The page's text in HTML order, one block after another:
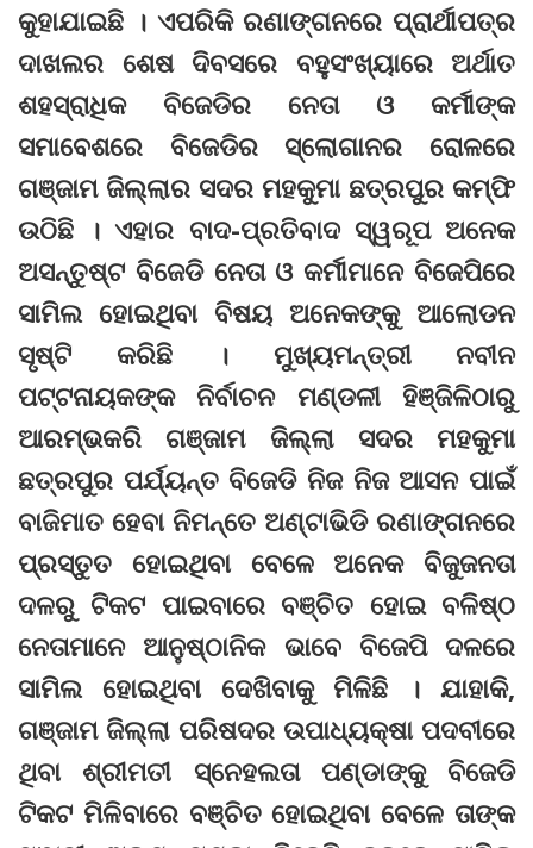
କୁହାଯାଇଛି । ଏପରିକି ରଣାଙ୍ଗନରେ ପ୍ରାର୍ଥୀପତ୍ର
ଦାଖଲର ଶେଷ ଦିବସରେ ବହୁସଂଖ୍ୟାରେ ଅର୍ଥାତ
ଶହସ୍ରାଧିକ ବିଜେଡିର ନେତା ଓ କର୍ମୀଙ୍କ
ସମାବେଶରେ ବିଜେଡିର ସ୍ଲୋଗାନର ରୋଳରେ
ଗଞ୍ଜାମ ଜିଲ୍ଲାର ସଦର ମହକୁମା ଛତ୍ରପୁର କମ୍ଫି
ଉଠିଛି । ଏହାର ବାଦ-ପ୍ରତିବାଦ ସ୍ୱରୂପ ଅନେକ
ଅସନ୍ତୁଷ୍ଟ ବିଜେଡି ନେତା ଓ କର୍ମୀମାନେ ବିଜେପିରେ
ସାମିଲ ହୋଇଥିବା ବିଷୟ ଅନେକଙ୍କୁ ଆଲୋଡନ
ସୃଷ୍ଟି କରିଛି । ମୁଖ୍ୟମନ୍ତ୍ରୀ ନବୀନ
ପଟ୍ଟନାୟକଙ୍କ ନିର୍ବାଚନ ମଣ୍ଡଳୀ ହିଞ୍ଜିଳିଠାରୁ
ଆରମ୍ଭକରି ଗଞ୍ଜାମ ଜିଲ୍ଲା ସଦର ମହକୁମା
ଛତ୍ରପୁର ପର୍ଯ୍ୟନ୍ତ ବିଜେଡି ନିଜ ନିଜ ଆସନ ପାଇଁ
ବାଜିମାତ ହେବା ନିମନ୍ତେ ଅଣ୍ଟାଭିଡି ରଣାଙ୍ଗନରେ
ପ୍ରସ୍ତୁତ ହୋଇଥିବା ବେଳେ ଅନେକ ବିଜୁଜନତା
ଦଳରୁ ଟିକଟ ପାଇବାରେ ବଞ୍ଚିତ ହୋଇ ବଳିଷ୍ଠ
ନେତାମାନେ ଆନୁଷ୍ଠାନିକ ଭାବେ ବିଜେପି ଦଳରେ
ସାମିଲ ହୋଇଥିବା ଦେଖିବାକୁ ମିଳିଛି । ଯାହାକି,
ଗଞ୍ଜାମ ଜିଲ୍ଲା ପରିଷଦର ଉପାଧ୍ୟକ୍ଷା ପଦବୀରେ
ଥିବା ଶ୍ରୀମତୀ ସ୍ନେହଲତା ପଣ୍ଡାଙ୍କୁ ବିଜେଡି
ଟିକଟ ମିଳିବାରେ ବଞ୍ଚିତ ହୋଇଥିବା ବେଳେ ତାଙ୍କ